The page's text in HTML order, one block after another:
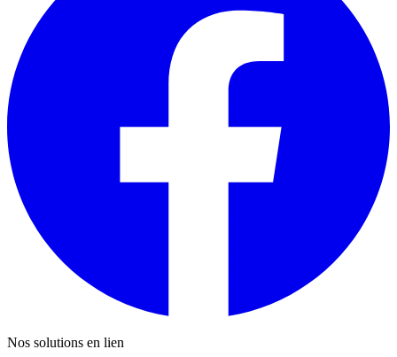
Nos solutions en lien